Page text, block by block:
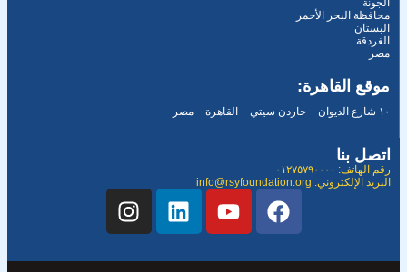
الجونة
محافظة البحر الأحمر
البستان
الغردقة
مصر
موقع القاهرة:
١٠ شارع الديوان – جاردن سيتي – القاهرة – مصر
اتصل بنا
رقم الهاتف: ٠١٢٧٥٧٩٠٠٠٠
البريد الإلكتروني: info@rsyfoundation.org